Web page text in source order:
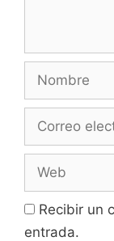
electrónico
Recibir un
entrada.